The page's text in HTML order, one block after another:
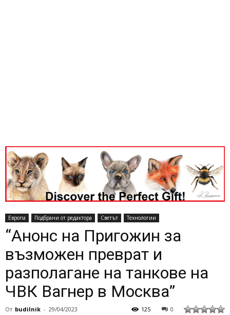
Европа Подбрани от редактора Светът Технологии
“Анонс на Пригожин за
възможен преврат и
разполагане на танкове на
ЧВК Вагнер в Москва”
От budilnik - 29/04/2023 0
125